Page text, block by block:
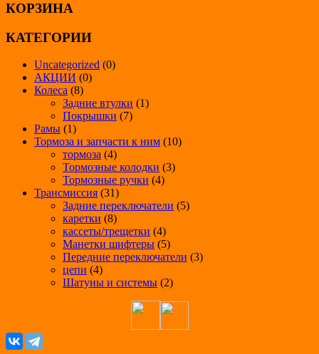
КОРЗИНА
КАТЕГОРИИ
Uncategorized (0)
АКЦИИ (0)
Колеса (8)
Задние втулки (1)
Покрышки (7)
Рамы (1)
Тормоза и запчасти к ним (10)
тормоза (4)
Тормозные колодки (3)
Тормозные ручки (4)
Трансмиссия (31)
Задние переключатели (5)
каретки (8)
кассеты/трещетки (4)
Манетки шифтеры (5)
Передние переключатели (3)
цепи (4)
Шатуны и системы (2)